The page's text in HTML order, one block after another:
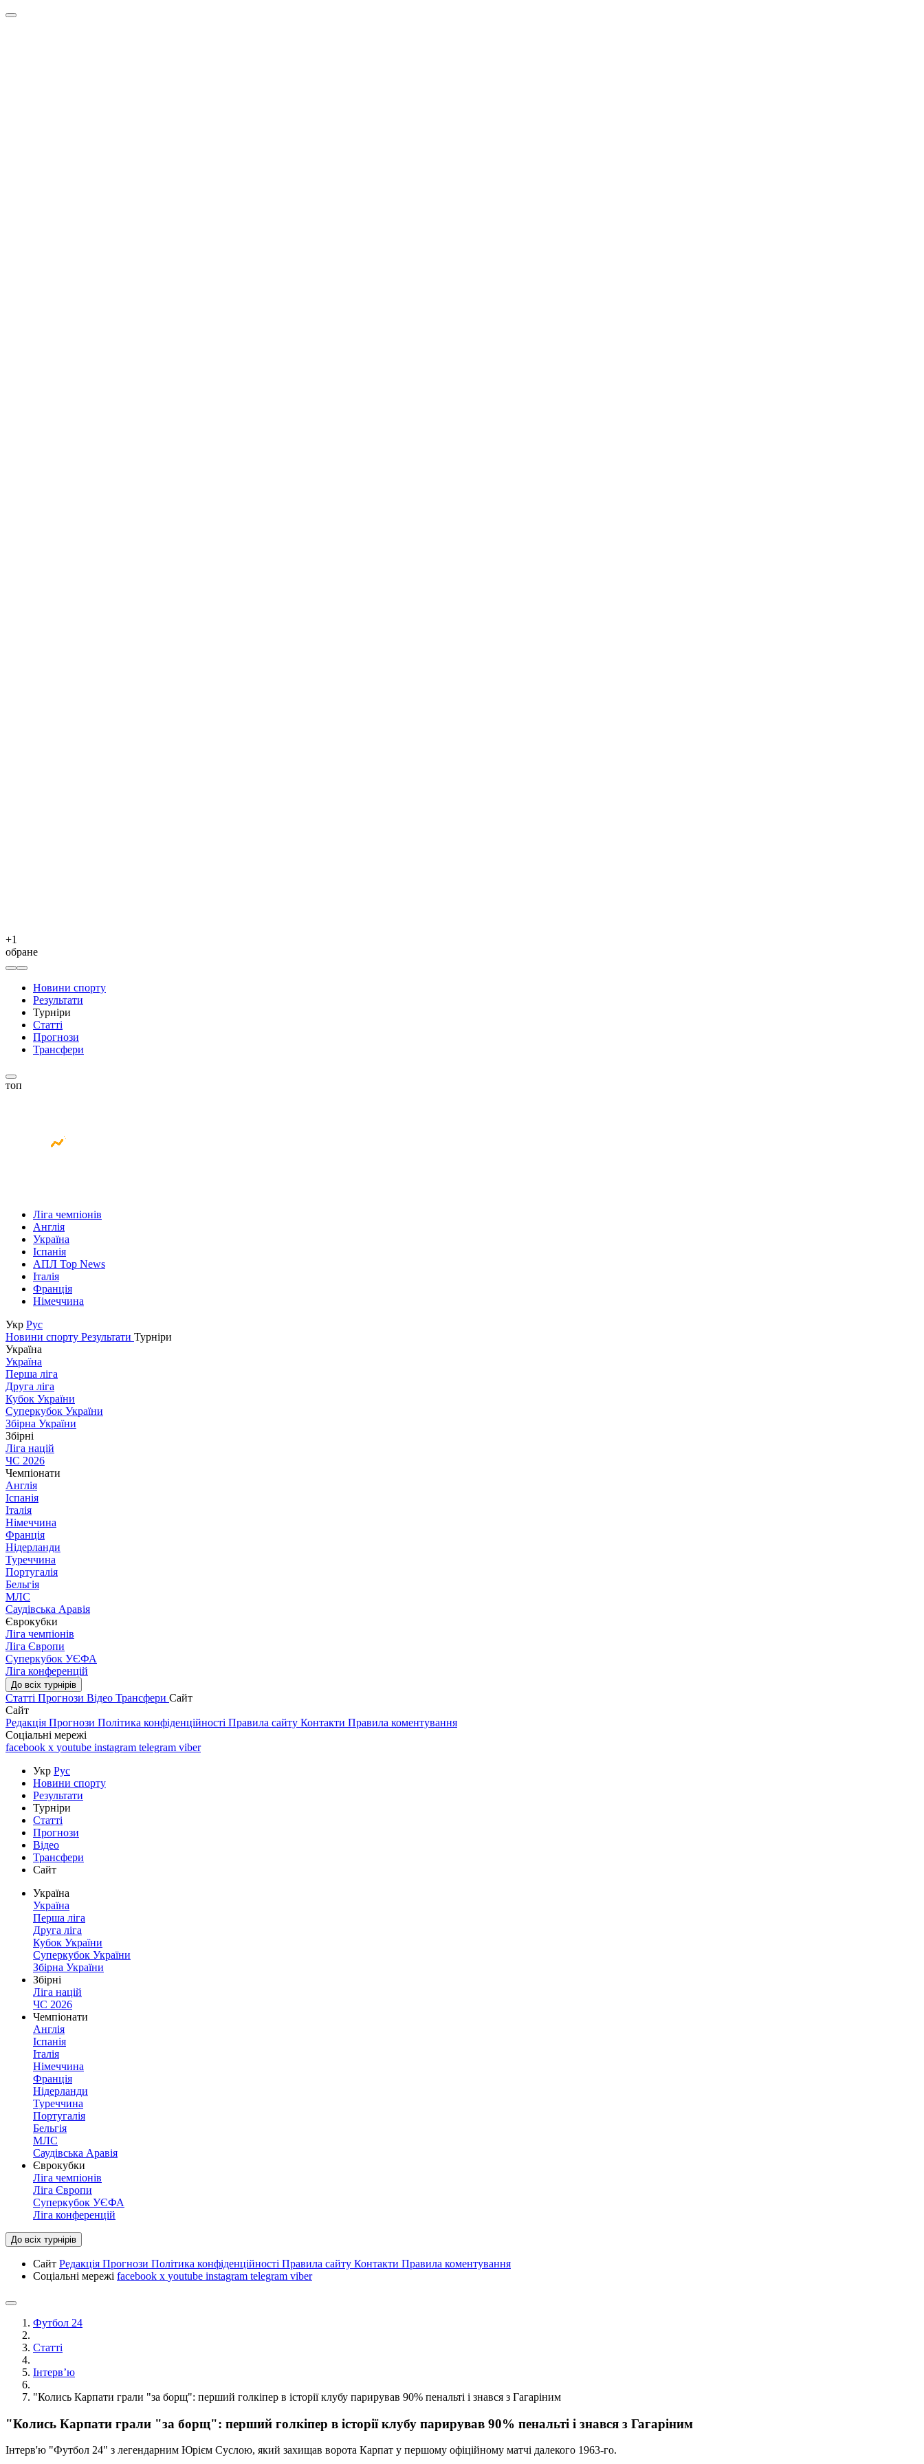
+1
обране
Новини спорту
Результати
Турніри
Статті
Прогнози
Трансфери
топ
Ліга чемпіонів
Англія
Україна
Іспанія
АПЛ Top News
Італія
Франція
Німеччина
Укр Рус
Новини спорту Результати Турніри
Україна
Україна
Перша ліга
Друга ліга
Кубок України
Суперкубок України
Збірна України
Збірні
Ліга націй
ЧС 2026
Чемпіонати
Англія
Іспанія
Італія
Німеччина
Франція
Нідерланди
Туреччина
Португалія
Бельгія
МЛС
Саудівська Аравія
Єврокубки
Ліга чемпіонів
Ліга Європи
Суперкубок УЄФА
Ліга конференцій
До всіх турнірів
Статті Прогнози Відео Трансфери Сайт
Сайт
Редакція Прогнози Політика конфіденційності Правила сайту Контакти Правила коментування
Соціальні мережі
facebook x youtube instagram telegram viber
Укр Рус
Новини спорту
Результати
Турніри
Статті
Прогнози
Відео
Трансфери
Сайт
Україна
Україна
Перша ліга
Друга ліга
Кубок України
Суперкубок України
Збірна України
Збірні
Ліга націй
ЧС 2026
Чемпіонати
Англія
Іспанія
Італія
Німеччина
Франція
Нідерланди
Туреччина
Португалія
Бельгія
МЛС
Саудівська Аравія
Єврокубки
Ліга чемпіонів
Ліга Європи
Суперкубок УЄФА
Ліга конференцій
До всіх турнірів
Сайт Редакція Прогнози Політика конфіденційності Правила сайту Контакти Правила коментування
Соціальні мережі facebook x youtube instagram telegram viber
Футбол 24
Статті
Інтерв’ю
"Колись Карпати грали "за борщ": перший голкіпер в історії клубу парирував 90% пенальті і знався з Гагаріним
"Колись Карпати грали "за борщ": перший голкіпер в історії клубу парирував 90% пенальті і знався з Гагаріним
Інтерв'ю "Футбол 24" з легендарним Юрієм Суслою, який захищав ворота Карпат у першому офіційному матчі далекого 1963-го.